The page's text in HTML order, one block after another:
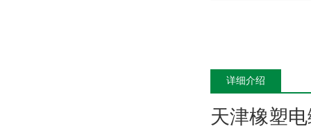
详细介绍
天津橡塑